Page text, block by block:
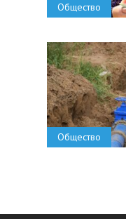
Общество
Общество